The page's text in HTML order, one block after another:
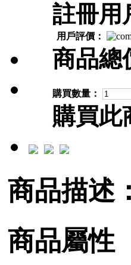
註冊用
用戶評價：
商品總
購買數量：
購買此
商品描述：
商品屬性